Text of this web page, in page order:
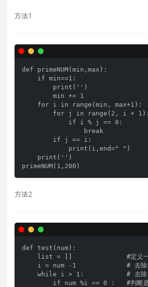
方法1
def primeNUM(min,max):
    if min==1:
        print('')
        min += 1
    for i in range(min, max+1):
        for j in range(2, i + 1):
if i % j == 0:
break
if j == i:
            print(i,end=" ")
    print('')
primeNUM(1,200)
方法2
def test(num):
list = []              #定义一
i = num -1             # 去除
while i > 1:           # 去除
if num %i == 0 :   #判断是